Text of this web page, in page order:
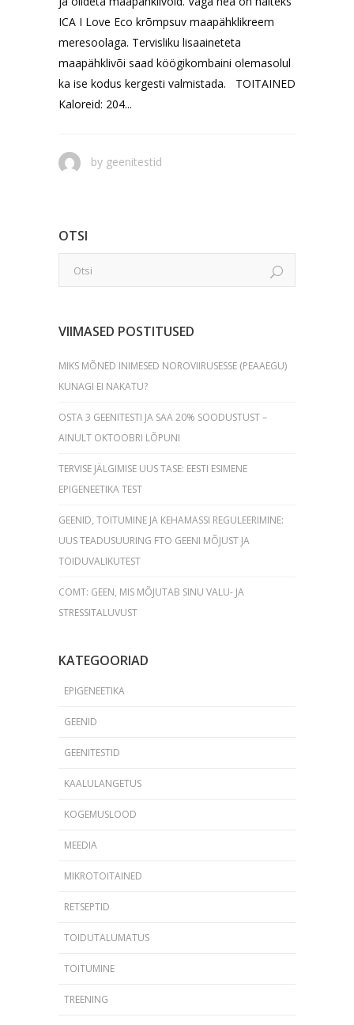
ICA I Love Eco krõmpsuv maapähklikreem
meresoolaga. Tervisliku lisaaineteta
maapähklivõi saad köögikombaini olemasolul
ka ise kodus kergesti valmistada. TOITAINED
Kaloreid: 204...
by geenitestid
OTSI
VIIMASED POSTITUSED
MIKS MÕNED INIMESED NOROVIIRUSESSE (PEAAEGU)
KUNAGI EI NAKATU?
OSTA 3 GEENITESTI JA SAA 20% SOODUSTUST –
AINULT OKTOOBRI LÕPUNI
TERVISE JÄLGIMISE UUS TASE: EESTI ESIMENE
EPIGENEETIKA TEST
GEENID, TOITUMINE JA KEHAMASSI REGULEERIMINE:
UUS TEADUSUURING FTO GEENI MÕJUST JA
TOIDUVALIKUTEST
COMT: GEEN, MIS MÕJUTAB SINU VALU- JA
STRESSITALUVUST
KATEGOORIAD
EPIGENEETIKA
GEENID
GEENITESTID
KAALULANGETUS
KOGEMUSLOOD
MEEDIA
MIKROTOITAINED
RETSEPTID
TOIDUTALUMATUS
TOITUMINE
TREENING